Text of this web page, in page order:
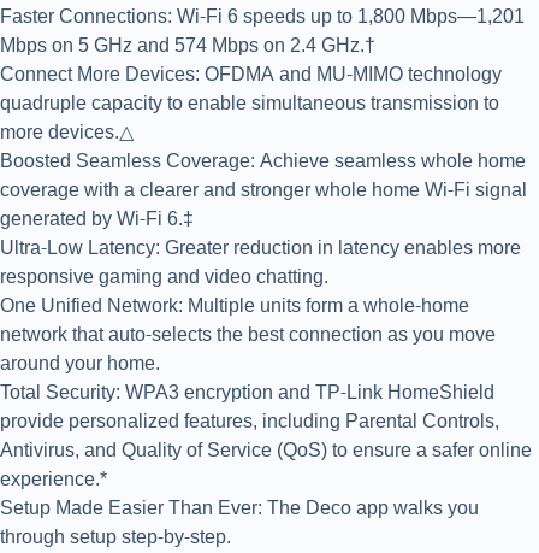
Faster Connections: Wi-Fi 6 speeds up to 1,800 Mbps—1,201
Mbps on 5 GHz and 574 Mbps on 2.4 GHz.†
Connect More Devices: OFDMA and MU-MIMO technology
quadruple capacity to enable simultaneous transmission to
more devices.△
Boosted Seamless Coverage: Achieve seamless whole home
coverage with a clearer and stronger whole home Wi-Fi signal
generated by Wi-Fi 6.‡
Ultra-Low Latency: Greater reduction in latency enables more
responsive gaming and video chatting.
One Unified Network: Multiple units form a whole-home
network that auto-selects the best connection as you move
around your home.
Total Security: WPA3 encryption and TP-Link HomeShield
provide personalized features, including Parental Controls,
Antivirus, and Quality of Service (QoS) to ensure a safer online
experience.*
Setup Made Easier Than Ever: The Deco app walks you
through setup step-by-step.